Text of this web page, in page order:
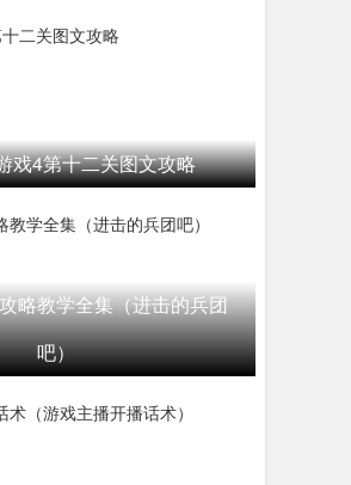
戏4第十二关图文攻略
略教学全集（进击的兵团
吧）